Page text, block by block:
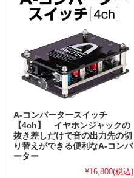
A-コンバータースイッチ
【4ch】 イヤホンジャックの
抜き差しだけで音の出力先の切
り替えができる便利なA-コンバ
ーター
¥16,800(税込)